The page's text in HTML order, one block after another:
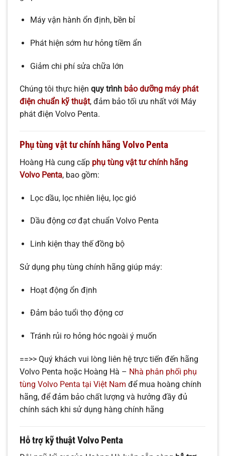
Máy vận hành ổn định, bền bỉ
Phát hiện sớm hư hỏng tiềm ẩn
Giảm chi phí sửa chữa lớn
Chúng tôi thực hiện quy trình bảo dưỡng máy phát
điện chuẩn kỹ thuật, đảm bảo tối ưu nhất với Máy
phát điện Volvo Penta.
Phụ tùng vật tư chính hãng Volvo Penta
Hoàng Hà cung cấp phụ tùng vật tư chính hãng
Volvo Penta, bao gồm:
Lọc dầu, lọc nhiên liệu, lọc gió
Dầu động cơ đạt chuẩn Volvo Penta
Linh kiện thay thế đồng bộ
Sử dụng phụ tùng chính hãng giúp máy:
Hoạt động ổn định
Đảm bảo tuổi thọ động cơ
Tránh rủi ro hỏng hóc ngoài ý muốn
==>> Quý khách vui lòng liên hệ trực tiến đến hãng
Volvo Penta hoặc Hoàng Hà – Nhà phân phối phụ
tùng Volvo Penta tại Việt Nam để mua hoàng chính
hãng, để đảm bảo chất lượng và hưởng đầy đủ
chính sách khi sử dụng hàng chính hãng
Hỗ trợ kỹ thuật Volvo Penta